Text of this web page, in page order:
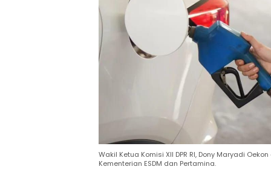
Wakil Ketua Komisi XII DPR RI, Dony Maryadi
Kementerian ESDM dan Pertamina.